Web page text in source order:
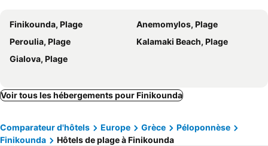
Gialova, hôtels de plage
Marathopolis, hôtels de plage
Akrogiali, hôtels de plage
Agios Nikolaos, hôtels de plage
Kitries, hôtels de plage
Finikounda, Plage
Anemomylos, Plage
Peroulia, Plage
Kalamaki Beach, Plage
Gialova, Plage
Voir tous les hébergements pour Finikounda
Comparateur d'hôtels Europe Grèce
Péloponnèse
Finikounda
Hôtels de plage à Finikounda